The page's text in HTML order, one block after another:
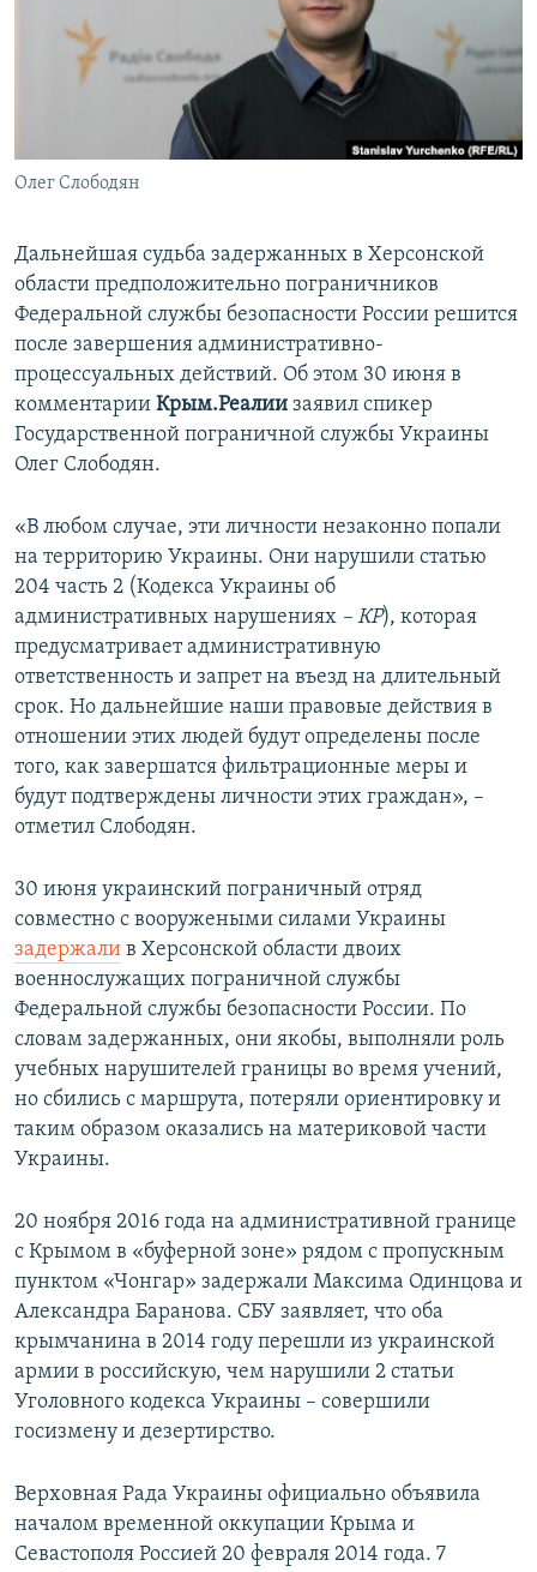
ПОБЕДИТЕЛЕЙ НЕ СУДЯТ?
КРЫМ.НЕПОКОРЕННЫЙ
УКРАИНСКАЯ ПРОБЛЕМА КРЫМА
ПРИСОЕДИНЯЙТЕСЬ!
Все сайты RFE/RL
Олег Слободян
Дальнейшая судьба задержанных в Херсонской
области предположительно пограничников
Федеральной службы безопасности России решится
после завершения административно-
процессуальных действий. Об этом 30 июня в
комментарии Крым.Реалии заявил спикер
Государственной пограничной службы Украины
Олег Слободян.
«В любом случае, эти личности незаконно попали
на территорию Украины. Они нарушили статью
204 часть 2 (Кодекса Украины об
административных нарушениях – КР), которая
предусматривает административную
ответственность и запрет на въезд на длительный
срок. Но дальнейшие наши правовые действия в
отношении этих людей будут определены после
того, как завершатся фильтрационные меры и
будут подтверждены личности этих граждан», –
отметил Слободян.
30 июня украинский пограничный отряд
совместно с вооружеными силами Украины
задержали в Херсонской области двоих
военнослужащих пограничной службы
Федеральной службы безопасности России. По
словам задержанных, они якобы, выполняли роль
учебных нарушителей границы во время учений,
но сбились с маршрута, потеряли ориентировку и
таким образом оказались на материковой части
Украины.
20 ноября 2016 года на административной границе
с Крымом в «буферной зоне» рядом с пропускным
пунктом «Чонгар» задержали Максима Одинцова и
Александра Баранова. СБУ заявляет, что оба
крымчанина в 2014 году перешли из украинской
армии в российскую, чем нарушили 2 статьи
Уголовного кодекса Украины – совершили
госизмену и дезертирство.
Верховная Рада Украины официально объявила
началом временной оккупации Крыма и
Севастополя Россией 20 февраля 2014 года. 7